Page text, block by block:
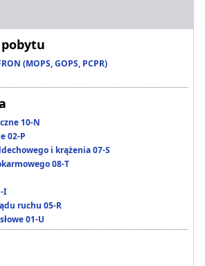
(MOPS, GOPS, PCPR)
10-N
02-P
i krążenia 07-S
08-T
I
ruchu 05-R
01-U